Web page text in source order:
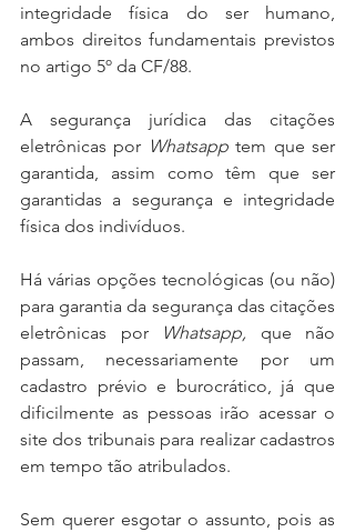
integridade física do ser humano,
ambos direitos fundamentais previstos
no artigo 5º da CF/88.
A segurança jurídica das citações
eletrônicas por Whatsapp tem que ser
garantida, assim como têm que ser
garantidas a segurança e integridade
física dos indivíduos.
Há várias opções tecnológicas (ou não)
para garantia da segurança das citações
eletrônicas por
Whatsapp, que não
passam, necessariamente por um
cadastro prévio e burocrático, já que
dificilmente as pessoas irão acessar o
site dos tribunais para realizar cadastros
em tempo tão atribulados.
Sem querer esgotar o assunto, pois as